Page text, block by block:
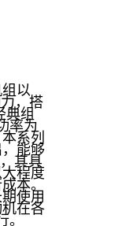
以
，搭
典组
率为
系列
能够
其具
程度
本。
使用
在各
。